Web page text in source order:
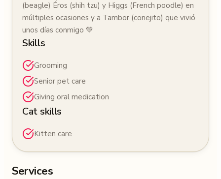
(beagle) Éros (shih tzu) y Higgs (French poodle) en
múltiples ocasiones y a Tambor (conejito) que vivió
unos días conmigo 💚
Skills
Grooming
Senior pet care
Giving oral medication
Cat skills
Kitten care
Services